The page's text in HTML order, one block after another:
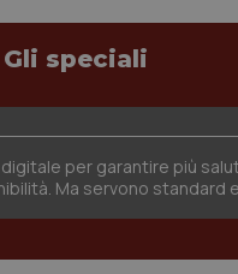
Gli speciali
per garantire più
Ma servono standard
tracking-sites-ironfish-
tracking-enable